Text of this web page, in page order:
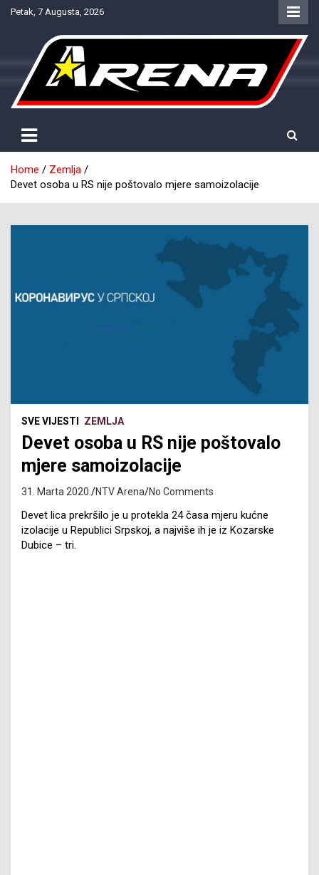
SkipPetak, 7 Augusta, 2026
NTV Arena
Home
Zemlja
Devet osoba u RS nije poštovalo mjere samoizolacije
SVE VIJESTI ZEMLJA
Devet osoba u RS nije poštovalo
mjere samoizolacije
31. Marta 2020. NTV Arena No Comments
Devet lica prekršilo je u protekla 24 časa mjeru kućne
izolacije u Republici Srpskoj, a najviše ih je iz Kozarske
Dubice – tri.